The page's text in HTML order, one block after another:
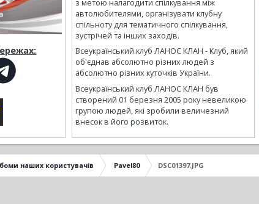
з метою налагодити спілкування між
автолюбителями, організувати клубну
спільноту для тематичного спілкування,
зустрічей та інших заходів.
Всеукраїнський клуб ЛАНОС КЛАН - Клуб, який
об'єднав абсолютно різних людей з
абсолютно різних куточків України.
Всеукраїнський клуб ЛАНОС КЛАН був
створений 01 березня 2005 року невеликою
групою людей, які зробили величезний
внесок в його розвиток.
наших користувачів Pavel80 DSC01397.JPG